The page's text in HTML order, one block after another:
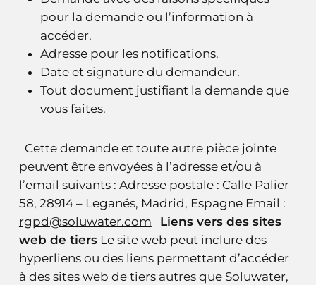
pour la demande ou l’information à
accéder.
Adresse pour les notifications.
Date et signature du demandeur.
Tout document justifiant la demande que
vous faites.
Cette demande et toute autre pièce jointe
peuvent être envoyées à l’adresse et/ou à
l’email suivants : Adresse postale : Calle Palier
58, 28914 – Leganés, Madrid, Espagne Email :
rgpd@soluwater.com
Liens vers des sites
web de tiersLe site web peut inclure des
hyperliens ou des liens permettant d’accéder
à des sites web de tiers autres que Soluwater,